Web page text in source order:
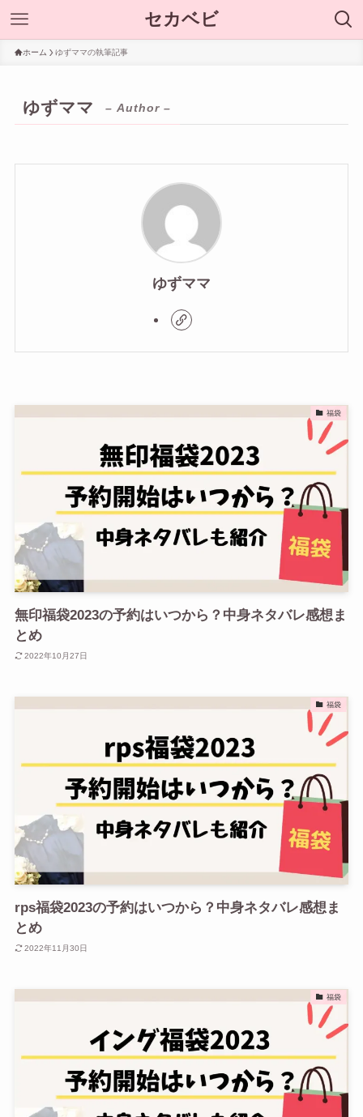
セカベビ
ホーム ゆずママの執筆記事
ゆずママ – Author –
ゆずママ
福袋
無印福袋2023の予約はいつから？中身ネタバレ感想ま
とめ
2022年10月27日
福袋
rps福袋2023の予約はいつから？中身ネタバレ感想ま
とめ
2022年11月30日
福袋